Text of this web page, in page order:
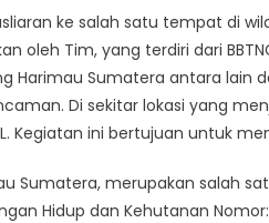
ke salah satu tempat di
oleh Tim, yang terdiri dari
Harimau Sumatera antara lain
Di sekitar lokasi yang
Kegiatan ini bertujuan untuk
Sumatera, merupakan salah
Hidup dan Kehutanan Nomor: